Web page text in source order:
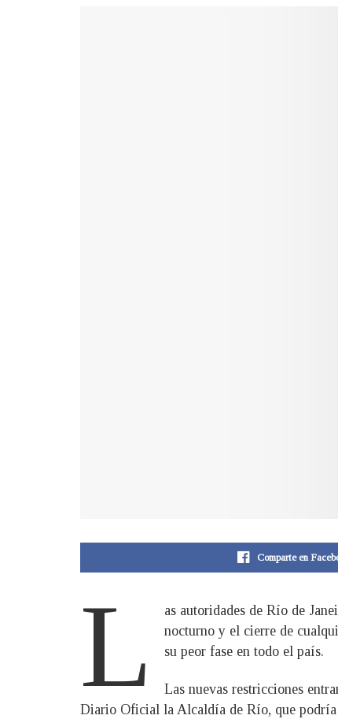
Comparte en
L
as autoridades de Río de
nocturno y el cierre de
su peor fase en todo el país.
Las nuevas restricciones
Diario Oficial la Alcaldía de Río, que podría